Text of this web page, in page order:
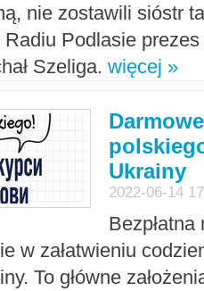
nie zostawili sióstr
Radiu Podlasie
Szeliga. więcej »
Ukrainy
2022-06-14
w załatwieniu
To główne